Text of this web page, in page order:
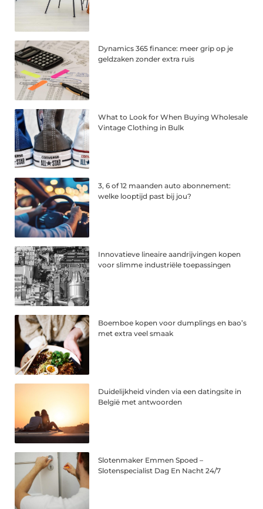
Dynamics 365 finance: meer grip op je
geldzaken zonder extra ruis
What to Look for When Buying Wholesale
Vintage Clothing in Bulk
3, 6 of 12 maanden auto abonnement:
welke looptijd past bij jou?
Innovatieve lineaire aandrijvingen kopen
voor slimme industriële toepassingen
Boemboe kopen voor dumplings en bao’s
met extra veel smaak
Duidelijkheid vinden via een datingsite in
België met antwoorden
Slotenmaker Emmen Spoed –
Slotenspecialist Dag En Nacht 24/7